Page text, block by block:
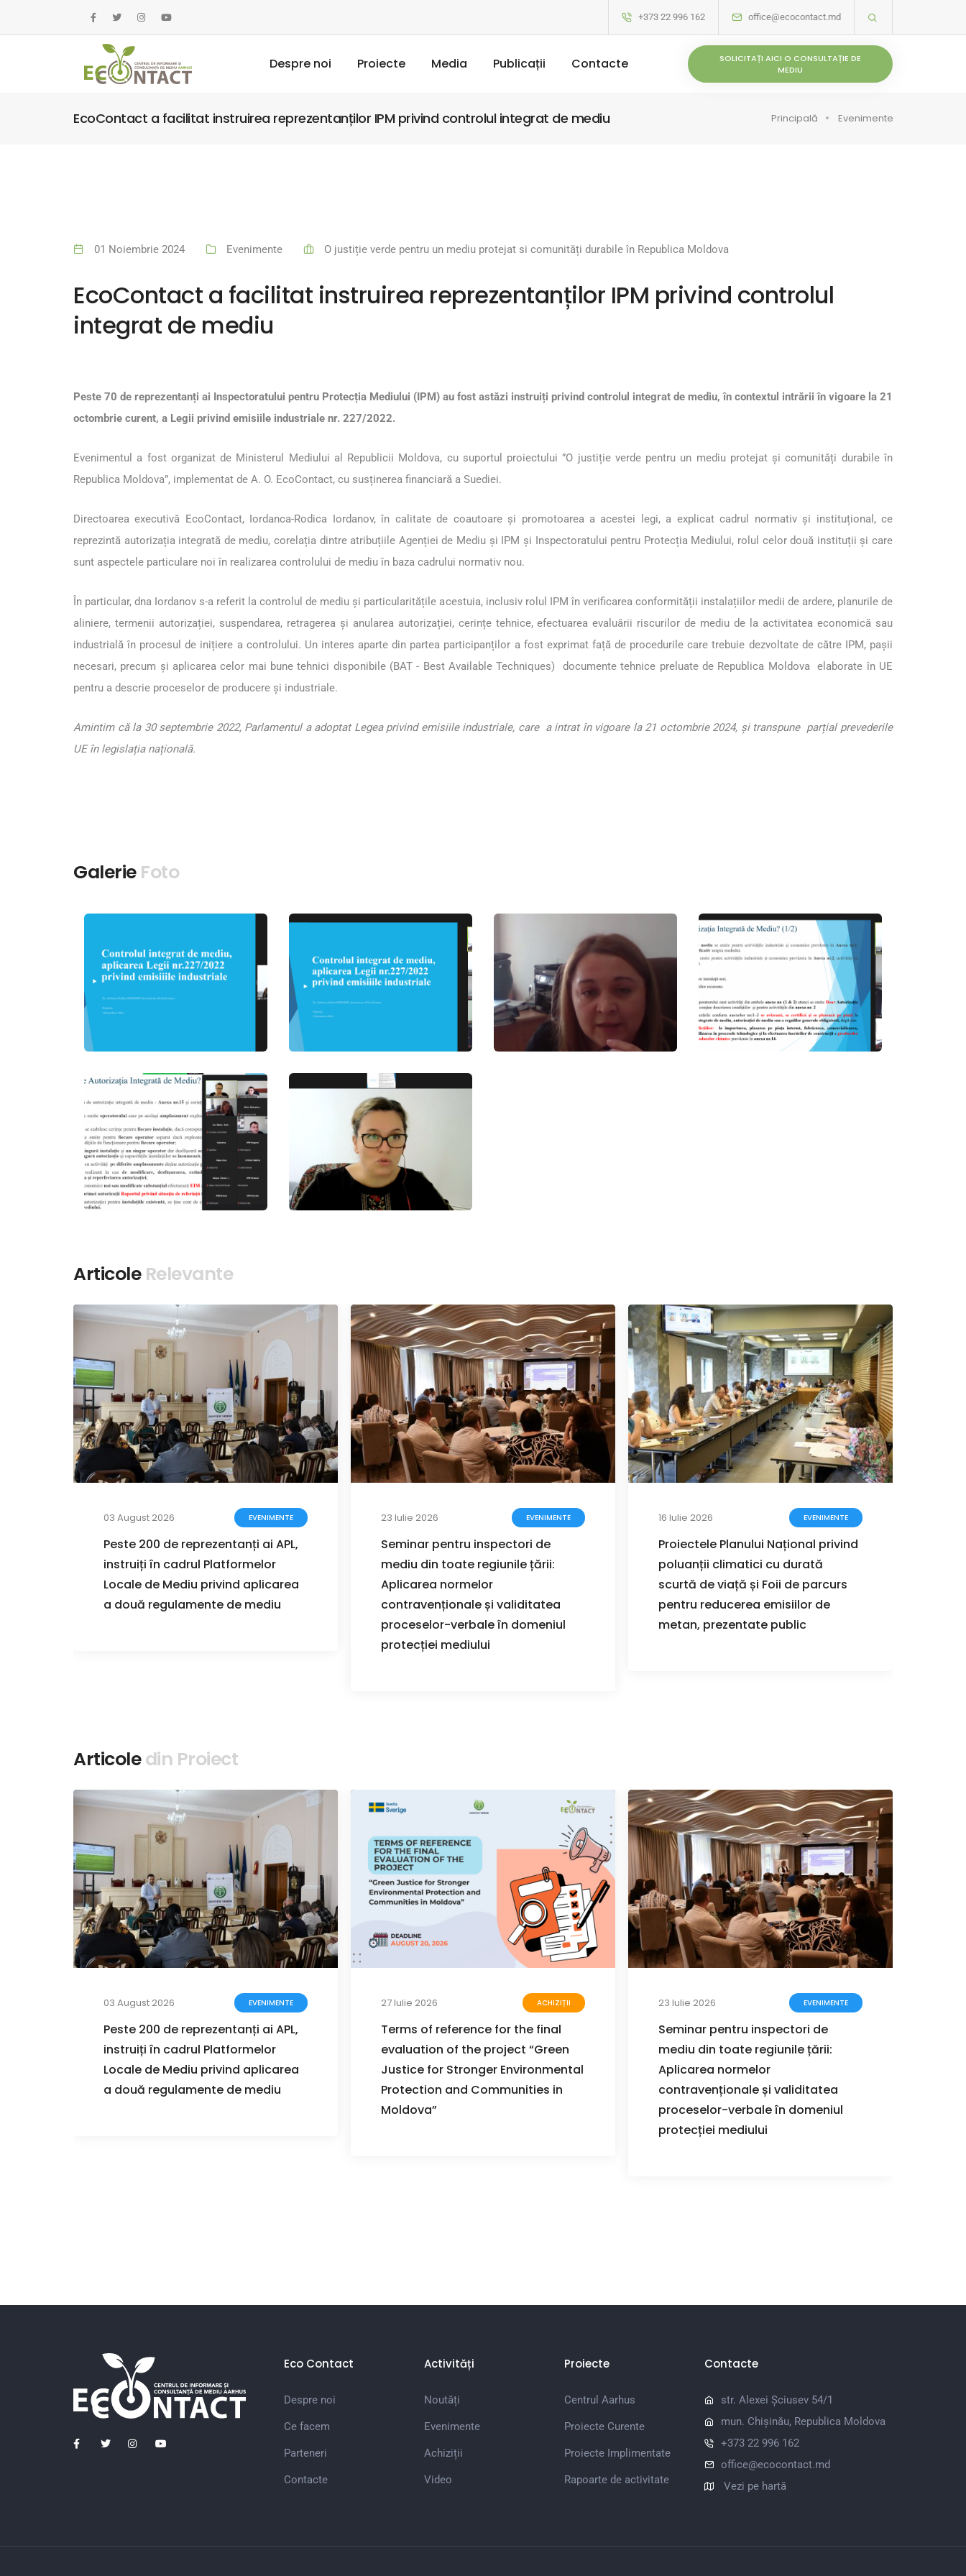
+373 22 996 162 office@ecocontact.md
Despre noi Proiecte Media Publicații Contacte
SOLICITAȚI AICI O CONSULTAȚIE DE
MEDIU
EcoContact a facilitat instruirea reprezentanților IPM privind controlul integrat de mediu Principală Evenimente
01 Noiembrie 2024 Evenimente O justiție verde pentru un mediu protejat si comunități durabile în Republica Moldova
EcoContact a facilitat instruirea reprezentanților IPM privind controlul
integrat de mediu
Peste 70 de reprezentanți ai Inspectoratului pentru Protecția Mediului (IPM) au fost astăzi instruiți privind controlul integrat de mediu, în contextul intrării în vigoare la 21
octombrie curent, a Legii privind emisiile industriale nr. 227/2022.
Evenimentul a fost organizat de Ministerul Mediului al Republicii Moldova, cu suportul proiectului ”O justiție verde pentru un mediu protejat și comunități durabile în
Republica Moldova”, implementat de A. O. EcoContact, cu susținerea financiară a Suediei.
Directoarea executivă EcoContact, Iordanca-Rodica Iordanov, în calitate de coautoare și promotoarea a acestei legi, a explicat cadrul normativ și instituțional, ce
reprezintă autorizația integrată de mediu, corelația dintre atribuțiile Agenției de Mediu și IPM și Inspectoratului pentru Protecția Mediului, rolul celor două instituții și care
sunt aspectele particulare noi în realizarea controlului de mediu în baza cadrului normativ nou.
În particular, dna Iordanov s-a referit la controlul de mediu și particularitățile acestuia, inclusiv rolul IPM în verificarea conformității instalațiilor medii de ardere, planurile de
aliniere, termenii autorizației, suspendarea, retragerea și anularea autorizației, cerințe tehnice, efectuarea evaluării riscurilor de mediu de la activitatea economică sau
industrială în procesul de inițiere a controlului. Un interes aparte din partea participanților a fost exprimat față de procedurile care trebuie dezvoltate de către IPM, pașii
necesari, precum și aplicarea celor mai bune tehnici disponibile (BAT - Best Available Techniques) documente tehnice preluate de Republica Moldova elaborate în UE
pentru a descrie proceselor de producere și industriale.
Amintim că la 30 septembrie 2022, Parlamentul a adoptat Legea privind emisiile industriale, care a intrat în vigoare la 21 octombrie 2024, și transpune parțial prevederile
UE în legislația națională.
Galerie Foto
Articole Relevante
03 August 2026 EVENIMENTE
Peste 200 de reprezentanți ai APL,
instruiți în cadrul Platformelor
Locale de Mediu privind aplicarea
a două regulamente de mediu
23 Iulie 2026 EVENIMENTE
Seminar pentru inspectori de
mediu din toate regiunile țării:
Aplicarea normelor
contravenționale și validitatea
proceselor-verbale în domeniul
protecției mediului
16 Iulie 2026 EVENIMENTE
Proiectele Planului Național privind
poluanții climatici cu durată
scurtă de viață și Foii de parcurs
pentru reducerea emisiilor de
metan, prezentate public
Articoledin Proiect
03 August 2026 EVENIMENTE
Peste 200 de reprezentanți ai APL,
instruiți în cadrul Platformelor
Locale de Mediu privind aplicarea
a două regulamente de mediu
27 Iulie 2026 ACHIZIȚII
Terms of reference for the final
evaluation of the project “Green
Justice for Stronger Environmental
Protection and Communities in
Moldova”
23 Iulie 2026 EVENIMENTE
Seminar pentru inspectori de
mediu din toate regiunile țării:
Aplicarea normelor
contravenționale și validitatea
proceselor-verbale în domeniul
protecției mediului
Eco Contact
Despre noi
Ce facem
Parteneri
Contacte
Activități
Noutăți
Evenimente
Achiziții
Video
Proiecte
Centrul Aarhus
Proiecte Curente
Proiecte Implimentate
Rapoarte de activitate
Contacte
str. Alexei Șciusev 54/1
mun. Chișinău, Republica Moldova
+373 22 996 162
office@ecocontact.md
Vezi pe hartă